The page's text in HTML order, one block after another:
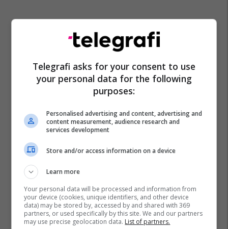
Telegrafi asks for your consent to use
your personal data for the following
purposes:
Personalised advertising and content, advertising and
content measurement, audience research and
services development
Store and/or access information on a device
Learn more
Your personal data will be processed and information from
your device (cookies, unique identifiers, and other device
data) may be stored by, accessed by and shared with 369
partners, or used specifically by this site. We and our partners
may use precise geolocation data. List of partners.